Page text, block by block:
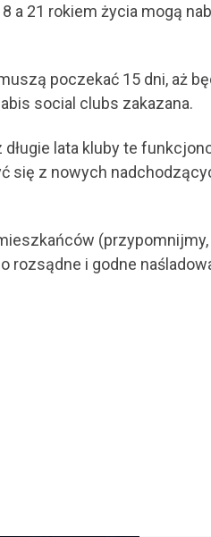
a 21 rokiem życia mogą
poczekać 15 dni, aż
social clubs zakazana.
lata kluby te
się z nowych
(przypomnijmy,
rozsądne i godne